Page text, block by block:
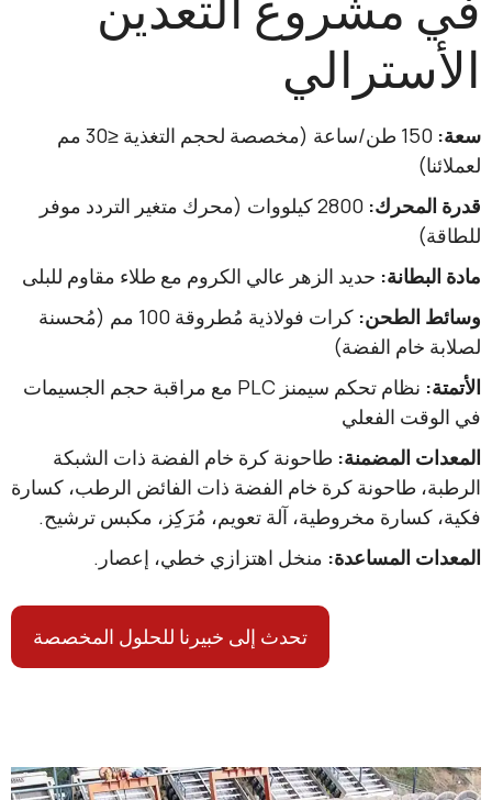
150 طن/ساعة (مخصصة لحجم التغذية ≤30 مم
2800 كيلووات (محرك متغير التردد موفر
حديد الزهر عالي الكروم مع طلاء مقاوم للبلى
كرات فولاذية مُطروقة 100 مم (مُحسنة
خام الفضة)
نظام تحكم سيمنز PLC مع مراقبة حجم الجسيمات
الفعلي
المضمنة:طاحونة كرة خام الفضة ذات الشبكة
طاحونة كرة خام الفضة ذات الفائض الرطب، كسارة
مخروطية، آلة تعويم، مُرَكِز، مكبس ترشيح.
المساعدة:منخل اهتزازي خطي، إعصار.
تحدث إلى خبيرنا للحلول المخصصة